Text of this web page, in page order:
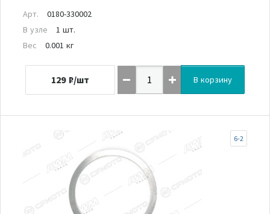
Арт.
0180-330002
В узле
1 шт.
Вес
0.001 кг
129 ₽/шт В корзину
6-2